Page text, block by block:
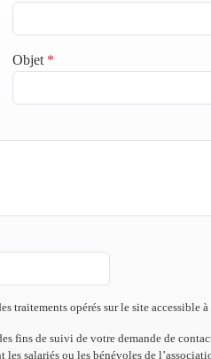
Objet *
traitements opérés sur le site accessible à
fins de suivi de votre demande de
salariés ou les bénévoles de